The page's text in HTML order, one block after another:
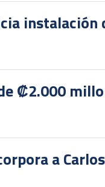
₡2.000
a